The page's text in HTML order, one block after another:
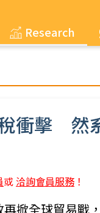
Research
衝擊 然
或 洽詢會員服務 ！
掀全球貿易戰